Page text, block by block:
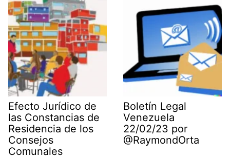
Efecto Jurídico de
las Constancias de
Residencia de los
Consejos
Comunales
Boletín Legal
Venezuela
22/02/23 por
@RaymondOrta